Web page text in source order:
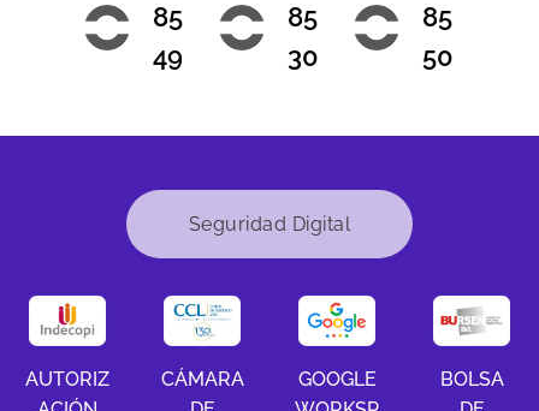
85
49
85
30
85
50
Seguridad Digital
AUTORIZ
CÁMARA
GOOGLE
BOLSA